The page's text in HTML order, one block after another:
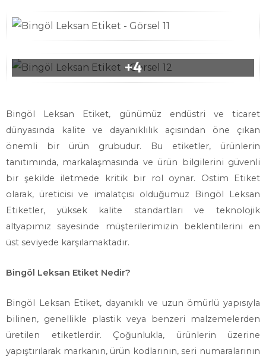
Bingöl Leksan Etiket, günümüz endüstri ve ticaret
dünyasında kalite ve dayanıklılık açısından öne çıkan
önemli bir ürün grubudur. Bu etiketler, ürünlerin
tanıtımında, markalaşmasında ve ürün bilgilerini güvenli
bir şekilde iletmede kritik bir rol oynar. Ostim Etiket
olarak, üreticisi ve imalatçısı olduğumuz Bingöl Leksan
Etiketler, yüksek kalite standartları ve teknolojik
altyapımız sayesinde müşterilerimizin beklentilerini en
üst seviyede karşılamaktadır.
Bingöl Leksan Etiket Nedir?
Bingöl Leksan Etiket, dayanıklı ve uzun ömürlü yapısıyla
bilinen, genellikle plastik veya benzeri malzemelerden
üretilen etiketlerdir. Çoğunlukla, ürünlerin üzerine
yapıştırılarak markanın, ürün kodlarının, seri numaralarının